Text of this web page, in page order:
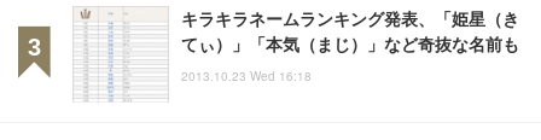
キラキラネームランキング発表、「姫星（き
てぃ）」「本気（まじ）」など奇抜な名前も
2013.10.23 Wed 16:18